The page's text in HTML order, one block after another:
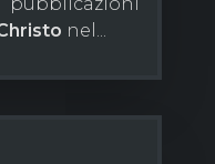
nel...